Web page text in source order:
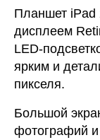
Планшет iPad
дисплеем
LED-
ярким и
пикселя.
Большой
фотографий и